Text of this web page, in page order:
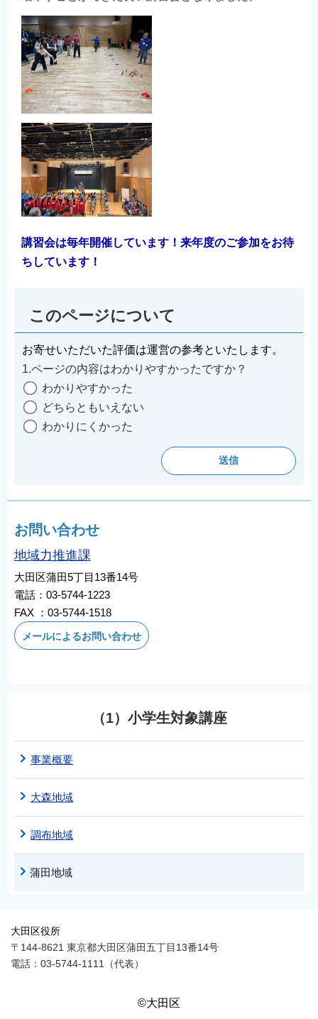
講習会は毎年開催しています！来年度のご参加をお待
ちしています！
このページについて
お寄せいただいた評価は運営の参考といたします。
1.ページの内容はわかりやすかったですか？
わかりやすかった
どちらともいえない
わかりにくかった
お問い合わせ
地域力推進課
大田区蒲田5丁目13番14号
電話：03-5744-1223
FAX ：03-5744-1518
メールによるお問い合わせ
（1）小学生対象講座
事業概要
大森地域
調布地域
蒲田地域
大田区役所
〒144-8621 東京都大田区蒲田五丁目13番14号
電話：03-5744-1111（代表）
©大田区